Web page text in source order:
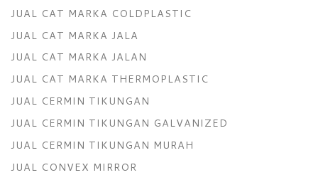
JUAL CAT MARKA COLDPLASTIC
JUAL CAT MARKA JALA
JUAL CAT MARKA JALAN
JUAL CAT MARKA THERMOPLASTIC
JUAL CERMIN TIKUNGAN
JUAL CERMIN TIKUNGAN GALVANIZED
JUAL CERMIN TIKUNGAN MURAH
JUAL CONVEX MIRROR